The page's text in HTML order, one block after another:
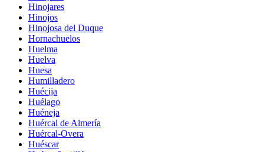
Hinojares
Hinojos
Hinojosa del Duque
Hornachuelos
Huelma
Huelva
Huesa
Humilladero
Huécija
Huélago
Huéneja
Huércal de Almería
Huércal-Overa
Huéscar